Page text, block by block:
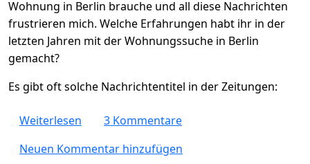
Wohnung in Berlin brauche und all diese Nachrichten
frustrieren mich. Welche Erfahrungen habt ihr in der
letzten Jahren mit der Wohnungssuche in Berlin
gemacht?
Es gibt oft solche Nachrichtentitel in der Zeitungen:
Weiterlesen über Ist eine Wohnung finden in Berlin
3 Kommentare
Neuen Kommentar hinzufügen